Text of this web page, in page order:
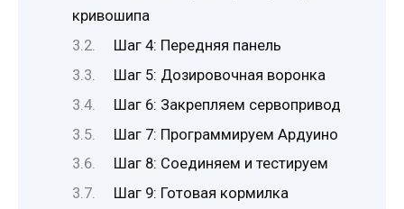
кривошипа
Шаг 4: Передняя панель
Шаг 5: Дозировочная воронка
Шаг 6: Закрепляем сервопривод
Шаг 7: Программируем Ардуино
Шаг 8: Соединяем и тестируем
Шаг 9: Готовая кормилка